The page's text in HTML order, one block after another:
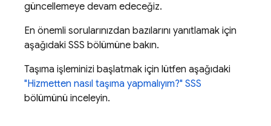
güncellemeye devam edeceğiz.
En önemli sorularınızdan bazılarını yanıtlamak için
aşağıdaki SSS bölümüne bakın.
Taşıma işleminizi başlatmak için lütfen aşağıdaki
"Hizmetten nasıl taşıma yapmalıyım?" SSS
bölümünü inceleyin.